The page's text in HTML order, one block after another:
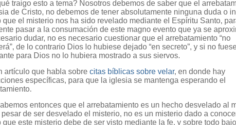
traigo esto a tema? Nosotros debemos de saber que el
de Cristo, no debemos de tener absolutamente ninguna duda o
que el misterio nos ha sido revelado mediante el Espíritu Santo,
pasar a la consumación de este magno evento que ya se
dudar, no es necesario cuestionar que el arrebatamiento “no
de lo contrario Dios lo hubiese dejado “en secreto”, y si no
para Dios no lo hubiera mostrado a sus siervos.
artículo que habla sobre citas bíblicas sobre velar, en donde hay
específicas, para que la iglesia se mantenga esperando el
entonces que el arrebatamiento es un hecho desvelado al
pesar de ser desvelado el misterio, no es un misterio dado a
que este misterio debe de ser visto mediante la fe, y sobre todo